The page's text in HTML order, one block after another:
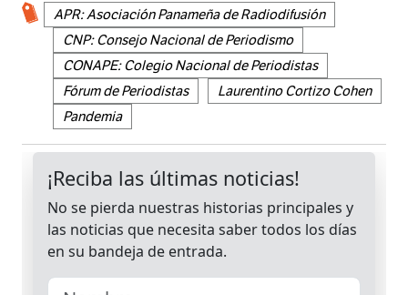
APR: Asociación Panameña de Radiodifusión
CNP: Consejo Nacional de Periodismo
CONAPE: Colegio Nacional de Periodistas
Fórum de Periodistas
Laurentino Cortizo Cohen
Pandemia